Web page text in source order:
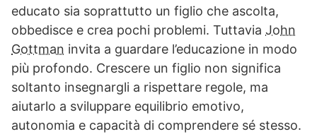
educato sia soprattutto un figlio che ascolta,
obbedisce e crea pochi problemi. Tuttavia John
Gottman invita a guardare l’educazione in modo
più profondo. Crescere un figlio non significa
soltanto insegnargli a rispettare regole, ma
aiutarlo a sviluppare equilibrio emotivo,
autonomia e capacità di comprendere sé stesso.